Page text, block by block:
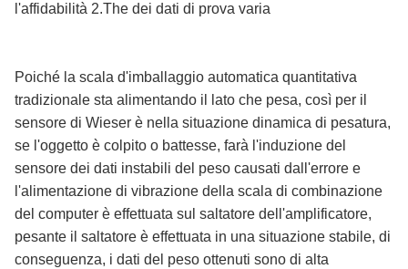
l'affidabilità 2.The dei dati di prova varia
Poiché la scala d'imballaggio automatica quantitativa
tradizionale sta alimentando il lato che pesa, così per il
sensore di Wieser è nella situazione dinamica di pesatura,
se l'oggetto è colpito o battesse, farà l'induzione del
sensore dei dati instabili del peso causati dall'errore e
l'alimentazione di vibrazione della scala di combinazione
del computer è effettuata sul saltatore dell'amplificatore,
pesante il saltatore è effettuata in una situazione stabile, di
conseguenza, i dati del peso ottenuti sono di alta